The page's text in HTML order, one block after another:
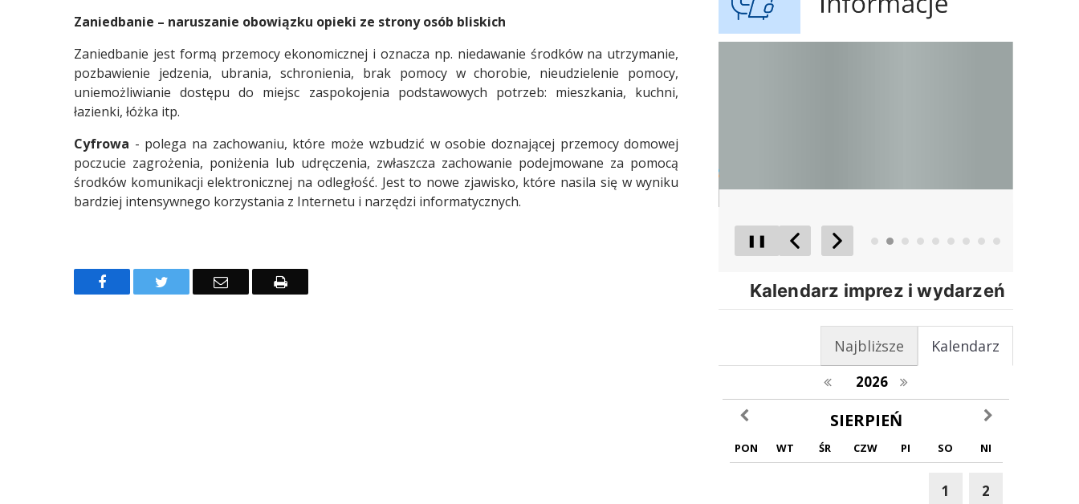
Zaniedbanie – naruszanie obowiązku opieki ze strony osób bliskich
Zaniedbanie jest formą przemocy ekonomicznej i oznacza np. niedawanie środków na utrzymanie,
pozbawienie jedzenia, ubrania, schronienia, brak pomocy w chorobie, nieudzielenie pomocy,
uniemożliwianie dostępu do miejsc zaspokojenia podstawowych potrzeb: mieszkania, kuchni,
łazienki, łóżka itp.
Cyfrowa - polega na zachowaniu, które może wzbudzić w osobie doznającej przemocy domowej
poczucie zagrożenia, poniżenia lub udręczenia, zwłaszcza zachowanie podejmowane za pomocą
środków komunikacji elektronicznej na odległość. Jest to nowe zjawisko, które nasila się w wyniku
bardziej intensywnego korzystania z Internetu i narzędzi informatycznych.
FacebookTwitter Email Drukuj
❚❚
Poprzedni Element
Następny Element
Kalendarz imprez i wydarzeń
Kalendarz
Najbliższe
poprzedni rok
2026 następny rok
poprzedni miesiącSIERPIEŃ następny miesiąc
PON WT ŚR CZW PI SO NI
1
2